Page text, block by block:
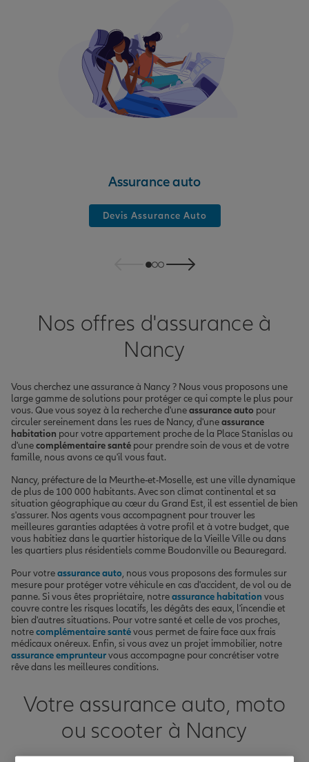
Assurance auto
Devis Assurance Auto
Nos offres d'assurance à
Nancy
Vous cherchez une assurance à Nancy ? Nous vous proposons une
large gamme de solutions pour protéger ce qui compte le plus pour
vous. Que vous soyez à la recherche d'uneassurance auto pour
circuler sereinement dans les rues de Nancy, d'uneassurance
habitation pour votre appartement proche de la Place Stanislas ou
d'unecomplémentaire santé pour prendre soin de vous et de votre
famille, nous avons ce qu'il vous faut.
Nancy, préfecture de la Meurthe-et-Moselle, est une ville dynamique
de plus de 100 000 habitants. Avec son climat continental et sa
situation géographique au cœur du Grand Est, il est essentiel de bien
s'assurer. Nos agents vous accompagnent pour trouver les
meilleures garanties adaptées à votre profil et à votre budget, que
vous habitiez dans le quartier historique de la Vieille Ville ou dans
les quartiers plus résidentiels comme Boudonville ou Beauregard.
Pour votreassurance auto, nous vous proposons des formules sur
mesure pour protéger votre véhicule en cas d'accident, de vol ou de
panne. Si vous êtes propriétaire, notreassurance habitation vous
couvre contre les risques locatifs, les dégâts des eaux, l'incendie et
bien d'autres situations. Pour votre santé et celle de vos proches,
notrecomplémentaire santévous permet de faire face aux frais
médicaux onéreux. Enfin, si vous avez un projet immobilier, notre
assurance emprunteurvous accompagne pour concrétiser votre
rêve dans les meilleures conditions.
Votre assurance auto, moto
ou scooter à Nancy